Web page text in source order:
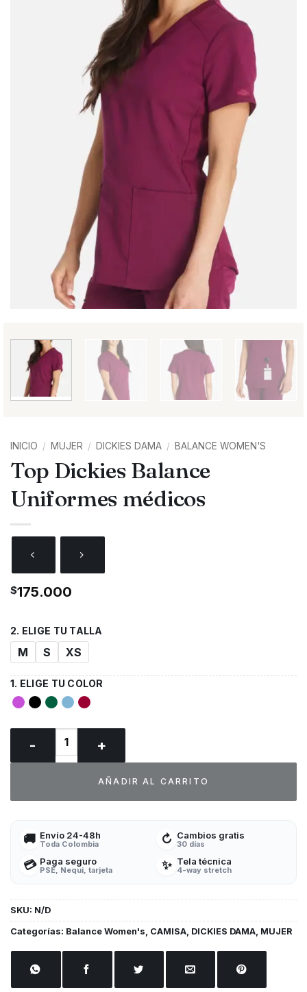
INICIO / MUJER / DICKIES DAMA / BALANCE WOMEN'S
Top Dickies Balance
Uniformes médicos
$175.000
M S XS
Top Dickies Balance Uniformes médicos cantidad
AÑADIR AL CARRITO
🚚 Envío 24-48h
Toda Colombia ↻ Cambios gratis
30 días
💳 Paga seguro
PSE, Nequi, tarjeta ✨ Tela técnica
4-way stretch
SKU: N/D
Categorías: Balance Women's, CAMISA, DICKIES DAMA, MUJER